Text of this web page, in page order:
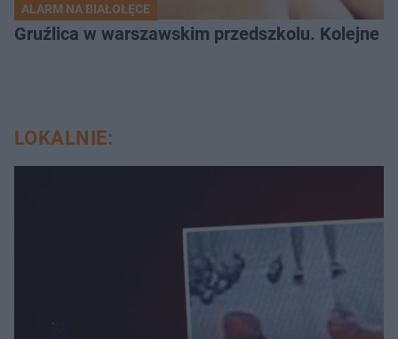
ALARM NA BIAŁOŁĘCE
Gruźlica w warszawskim przedszkolu. Kolejne
LOKALNIE: